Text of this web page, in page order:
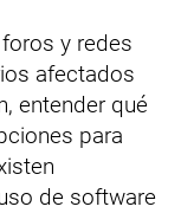
y redes
afectados
entender qué
para
de software